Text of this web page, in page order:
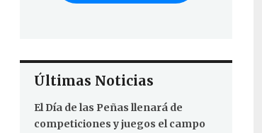
Últimas Noticias
El Día de las Peñas llenará de
competiciones y juegos el campo